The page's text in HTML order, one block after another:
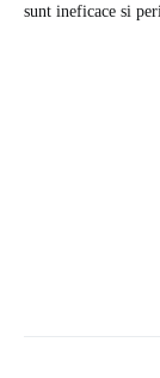
sunt ineficace si